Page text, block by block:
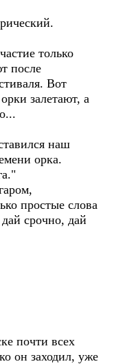
только
после
Вот
залетают, а
наш
орка.
простые слова
срочно, дай
почти всех
он заходил, уже